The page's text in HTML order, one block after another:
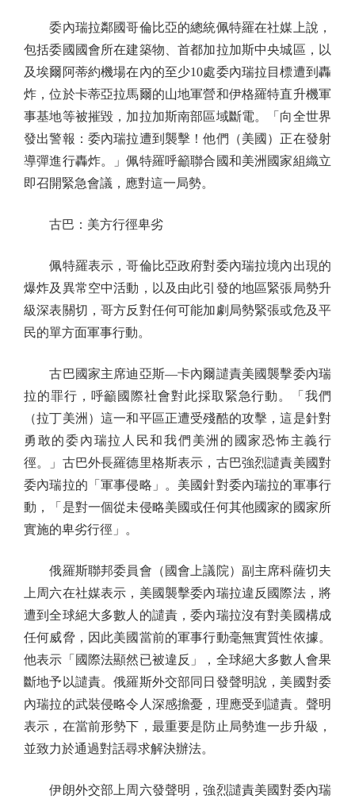
委內瑞拉鄰國哥倫比亞的總統佩特羅在社媒上說，
包括委國國會所在建築物、首都加拉加斯中央城區，以
及埃爾阿蒂約機場在內的至少10處委內瑞拉目標遭到轟
炸，位於卡蒂亞拉馬爾的山地軍營和伊格羅特直升機軍
事基地等被摧毀，加拉加斯南部區域斷電。「向全世界
發出警報：委內瑞拉遭到襲擊！他們（美國）正在發射
導彈進行轟炸。」佩特羅呼籲聯合國和美洲國家組織立
即召開緊急會議，應對這一局勢。
古巴：美方行徑卑劣
佩特羅表示，哥倫比亞政府對委內瑞拉境內出現的
爆炸及異常空中活動，以及由此引發的地區緊張局勢升
級深表關切，哥方反對任何可能加劇局勢緊張或危及平
民的單方面軍事行動。
古巴國家主席迪亞斯—卡內爾譴責美國襲擊委內瑞
拉的罪行，呼籲國際社會對此採取緊急行動。「我們
（拉丁美洲）這一和平區正遭受殘酷的攻擊，這是針對
勇敢的委內瑞拉人民和我們美洲的國家恐怖主義行
徑。」古巴外長羅德里格斯表示，古巴強烈譴責美國對
委內瑞拉的「軍事侵略」。美國針對委內瑞拉的軍事行
動，「是對一個從未侵略美國或任何其他國家的國家所
實施的卑劣行徑」。
俄羅斯聯邦委員會（國會上議院）副主席科薩切夫
上周六在社媒表示，美國襲擊委內瑞拉違反國際法，將
遭到全球絕大多數人的譴責，委內瑞拉沒有對美國構成
任何威脅，因此美國當前的軍事行動毫無實質性依據。
他表示「國際法顯然已被違反」，全球絕大多數人會果
斷地予以譴責。俄羅斯外交部同日發聲明說，美國對委
內瑞拉的武裝侵略令人深感擔憂，理應受到譴責。聲明
表示，在當前形勢下，最重要是防止局勢進一步升級，
並致力於通過對話尋求解決辦法。
伊朗外交部上周六發聲明，強烈譴責美國對委內瑞